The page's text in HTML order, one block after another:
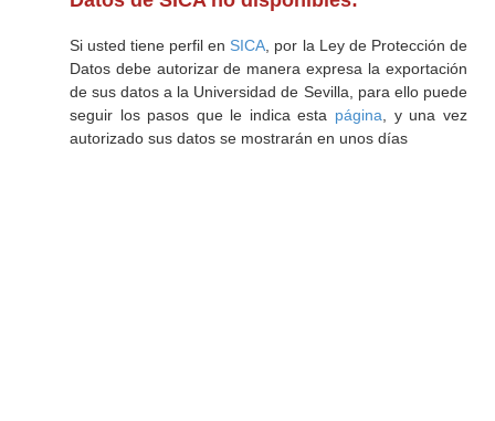
Si usted tiene perfil en SICA , por la Ley de Protección de
Datos debe autorizar de manera expresa la exportación
de sus datos a la Universidad de Sevilla, para ello puede
seguir los pasos que le indica esta página , y una vez
autorizado sus datos se mostrarán en unos días